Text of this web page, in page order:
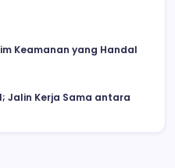
Keamanan yang Handal
Jalin Kerja Sama antara